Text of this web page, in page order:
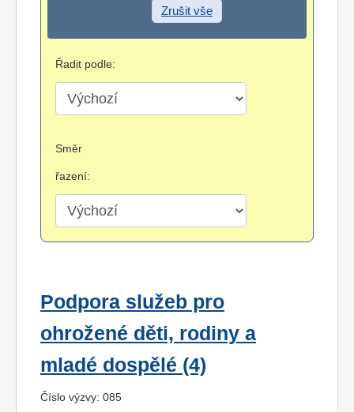
Zrušit vše
Řadit podle:
Směr
řazení:
Podpora služeb pro
ohrožené děti, rodiny a
mladé dospělé (4)
Číslo výzvy: 085